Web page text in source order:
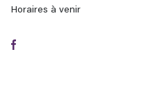
Horaires à venir